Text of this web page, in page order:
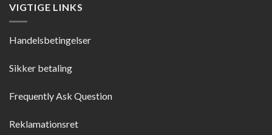
VIGTIGE LINKS
Handelsbetingelser
Sikker betaling
Frequently Ask Question
Reklamationsret